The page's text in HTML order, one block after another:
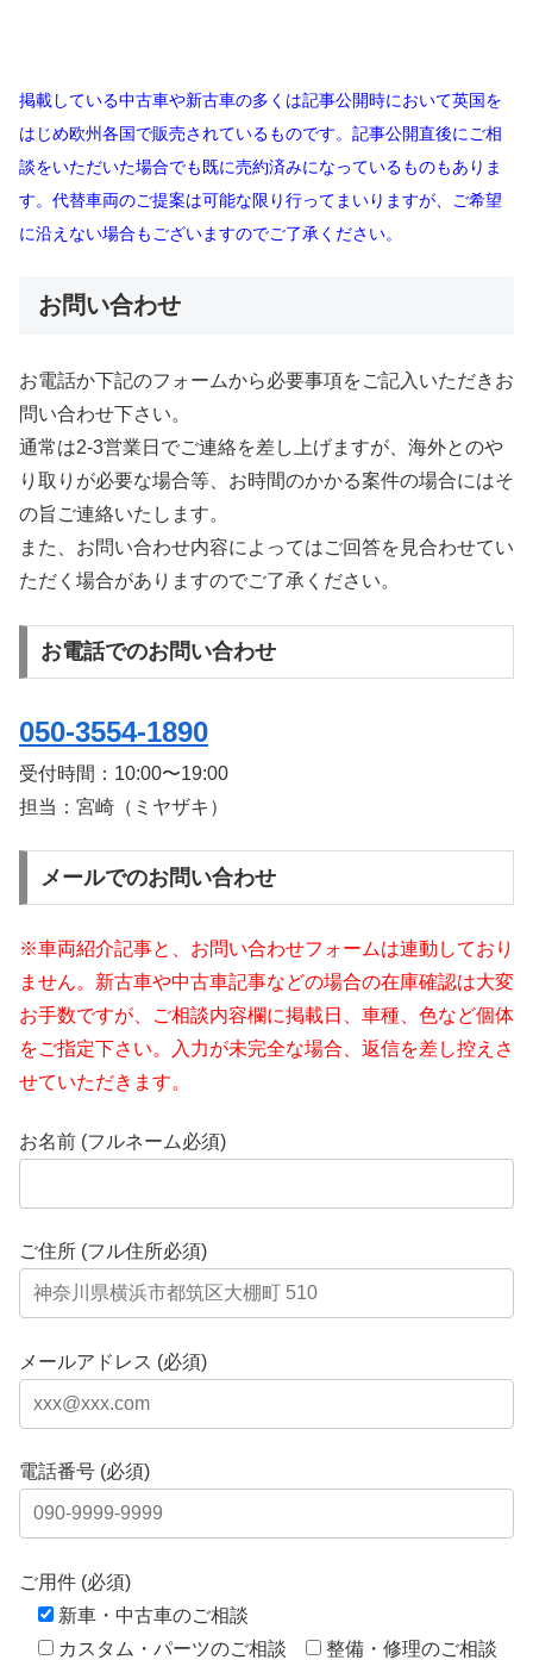
掲載している中古車や新古車の多くは記事公開時において英国を
はじめ欧州各国で販売されているものです。記事公開直後にご相
談をいただいた場合でも既に売約済みになっているものもありま
す。代替車両のご提案は可能な限り行ってまいりますが、ご希望
に沿えない場合もございますのでご了承ください。
お問い合わせ
お電話か下記のフォームから必要事項をご記入いただきお
問い合わせ下さい。
通常は2-3営業日でご連絡を差し上げますが、海外とのや
り取りが必要な場合等、お時間のかかる案件の場合にはそ
の旨ご連絡いたします。
また、お問い合わせ内容によってはご回答を見合わせてい
ただく場合がありますのでご了承ください。
お電話でのお問い合わせ
050-3554-1890
受付時間： 10:00〜19:00
担当：宮崎（ミヤザキ）
メールでのお問い合わせ
※車両紹介記事と、お問い合わせフォームは連動しており
ません。新古車や中古車記事などの場合の在庫確認は大変
お手数ですが、ご相談内容欄に掲載日、車種、色など個体
をご指定下さい。入力が未完全な場合、返信を差し控えさ
せていただきます。
お名前 (フルネーム必須)
ご住所 (フル住所必須)
メールアドレス (必須)
電話番号 (必須)
ご用件 (必須)
新車・中古車のご相談
カスタム・パーツのご相談
整備・修理のご相談